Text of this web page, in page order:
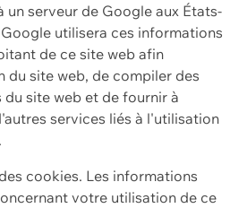
un serveur de Google aux États-
utilisera ces informations
de ce site web afin
du site web, de compiler des
site web et de fournir à
services liés à l'utilisation
cookies. Les informations
votre utilisation de ce